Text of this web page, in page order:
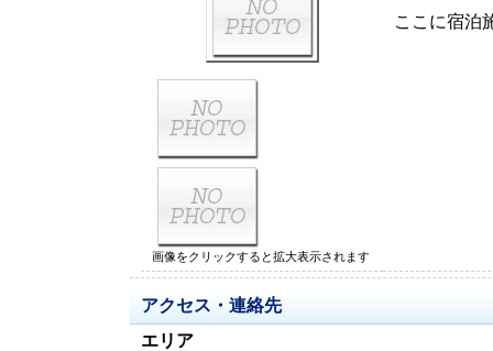
ここに宿泊
画像をクリックすると拡大表示されます
アクセス・連絡先
エリア